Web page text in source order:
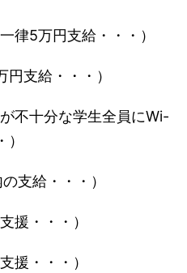
一律5万円支給・・・）
円支給・・・）
が不十分な学生全員にWi-
支給・・・）
援・・・）
援・・・）